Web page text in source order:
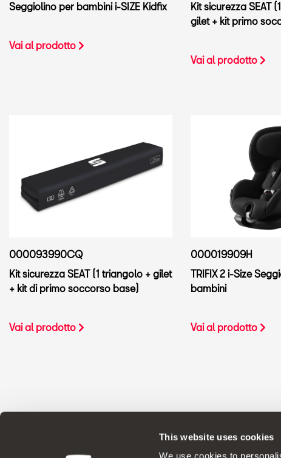
This website uses cookies
We use cookies to
Seggiolino per bambini i-SIZE Kidfix
Vai al prodotto
Kit sicurezza SEAT
gilet + kit primo
Vai al prodotto
000093990CQ
Kit sicurezza SEAT (1 triangolo + gilet
+ kit di primo soccorso base)
Vai al prodotto
000019909H
TRIFIX 2 i-Size
bambini
Vai al prodotto
ACCESSORI ORIGINALI - SEAT